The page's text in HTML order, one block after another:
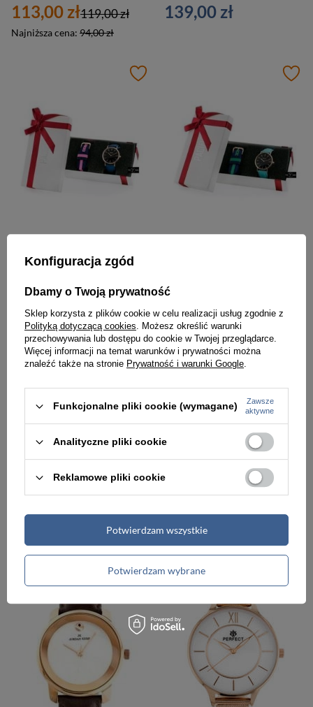
113,00 zł
Najniższa cena: 94,00 zł
119,00 zł 139,00 zł
139,00 zł
99,00 zł
Konfiguracja zgód
Dbamy o Twoją prywatność
Sklep korzysta z plików cookie w celu realizacji usług zgodnie z
Polityką dotyczącą cookies. Możesz określić warunki
przechowywania lub dostępu do cookie w Twojej przeglądarce.
Więcej informacji na temat warunków i prywatności można
znaleźć także na stronie Prywatność i warunki Google.
Funkcjonalne pliki cookie (wymagane)
Zawsze
aktywne
Analityczne pliki cookie
Reklamowe pliki cookie
Potwierdzam wybrane
Potwierdzam wszystkie